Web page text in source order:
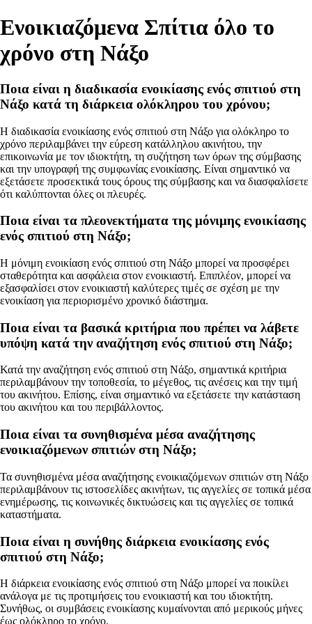
Ενοικιαζόμενα Σπίτια όλο το
χρόνο στη Νάξο
Ποια είναι η διαδικασία ενοικίασης ενός σπιτιού στη
Νάξο κατά τη διάρκεια ολόκληρου του χρόνου;
Η διαδικασία ενοικίασης ενός σπιτιού στη Νάξο για ολόκληρο το
χρόνο περιλαμβάνει την εύρεση κατάλληλου ακινήτου, την
επικοινωνία με τον ιδιοκτήτη, τη συζήτηση των όρων της σύμβασης
και την υπογραφή της συμφωνίας ενοικίασης. Είναι σημαντικό να
εξετάσετε προσεκτικά τους όρους της σύμβασης και να διασφαλίσετε
ότι καλύπτονται όλες οι πλευρές.
Ποια είναι τα πλεονεκτήματα της μόνιμης ενοικίασης
ενός σπιτιού στη Νάξο;
Η μόνιμη ενοικίαση ενός σπιτιού στη Νάξο μπορεί να προσφέρει
σταθερότητα και ασφάλεια στον ενοικιαστή. Επιπλέον, μπορεί να
εξασφαλίσει στον ενοικιαστή καλύτερες τιμές σε σχέση με την
ενοικίαση για περιορισμένο χρονικό διάστημα.
Ποια είναι τα βασικά κριτήρια που πρέπει να λάβετε
υπόψη κατά την αναζήτηση ενός σπιτιού στη Νάξο;
Κατά την αναζήτηση ενός σπιτιού στη Νάξο, σημαντικά κριτήρια
περιλαμβάνουν την τοποθεσία, το μέγεθος, τις ανέσεις και την τιμή
του ακινήτου. Επίσης, είναι σημαντικό να εξετάσετε την κατάσταση
του ακινήτου και του περιβάλλοντος.
Ποια είναι τα συνηθισμένα μέσα αναζήτησης
ενοικιαζόμενων σπιτιών στη Νάξο;
Τα συνηθισμένα μέσα αναζήτησης ενοικιαζόμενων σπιτιών στη Νάξο
περιλαμβάνουν τις ιστοσελίδες ακινήτων, τις αγγελίες σε τοπικά μέσα
ενημέρωσης, τις κοινωνικές δικτυώσεις και τις αγγελίες σε τοπικά
καταστήματα.
Ποια είναι η συνήθης διάρκεια ενοικίασης ενός
σπιτιού στη Νάξο;
Η διάρκεια ενοικίασης ενός σπιτιού στη Νάξο μπορεί να ποικίλει
ανάλογα με τις προτιμήσεις του ενοικιαστή και του ιδιοκτήτη.
Συνήθως, οι συμβάσεις ενοικίασης κυμαίνονται από μερικούς μήνες
έως ολόκληρο το χρόνο.